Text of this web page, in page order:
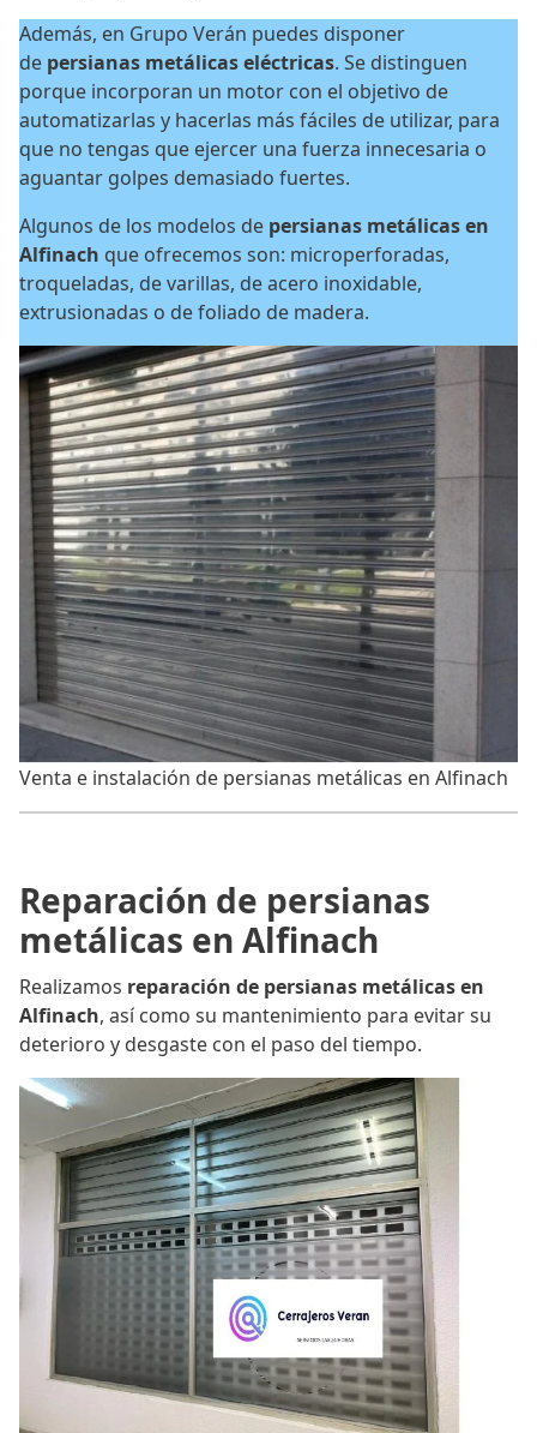
Además, en Grupo Verán puedes disponer
de persianas metálicas eléctricas. Se distinguen
porque incorporan un motor con el objetivo de
automatizarlas y hacerlas más fáciles de utilizar, para
que no tengas que ejercer una fuerza innecesaria o
aguantar golpes demasiado fuertes.
Algunos de los modelos de persianas metálicas en
Alfinach que ofrecemos son: microperforadas,
troqueladas, de varillas, de acero inoxidable,
extrusionadas o de foliado de madera.
Venta e instalación de persianas metálicas en Alfinach
Reparación de persianas
metálicas en Alfinach
Realizamos reparación de persianas metálicas en
Alfinach, así como su mantenimiento para evitar su
deterioro y desgaste con el paso del tiempo.